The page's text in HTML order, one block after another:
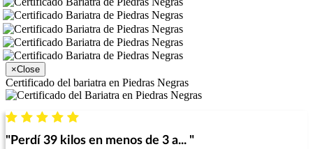
×Close
Certificado del bariatra en Piedras Negras
"Perdí 39 kilos en menos de 3 a... "